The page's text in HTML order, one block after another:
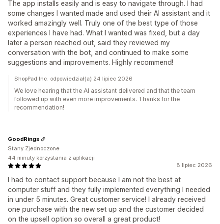
The app installs easily and is easy to navigate through. I had
some changes I wanted made and used their AI assistant and it
worked amazingly well. Truly one of the best type of those
experiences I have had. What I wanted was fixed, but a day
later a person reached out, said they reviewed my
conversation with the bot, and continued to make some
suggestions and improvements. Highly recommend!
ShopPad Inc. odpowiedział(a) 24 lipiec 2026
We love hearing that the AI assistant delivered and that the team
followed up with even more improvements. Thanks for the
recommendation!
8 lipiec 2026
I had to contact support because I am not the best at
computer stuff and they fully implemented everything I needed
in under 5 minutes. Great customer service! I already received
one purchase with the new set up and the customer decided
on the upsell option so overall a great product!
GoodRings
Stany Zjednoczone
44 minuty korzystania z aplikacji